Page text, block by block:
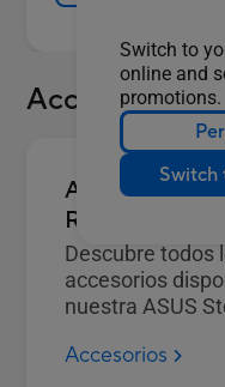
Switch to
online and
promotions.
Switch
Accesorios
Accesorios
ROG
Descubre todos
accesorios
nuestra ASUS
Accesorios